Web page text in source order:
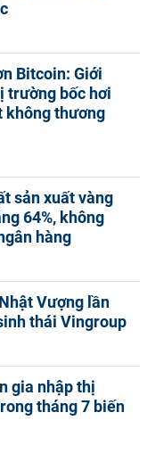
Bitcoin: Giới
trường bốc hơi
không thương
sản xuất vàng
64%, không
hàng
Vượng lần
thái Vingroup
gia nhập thị
tháng 7 biến